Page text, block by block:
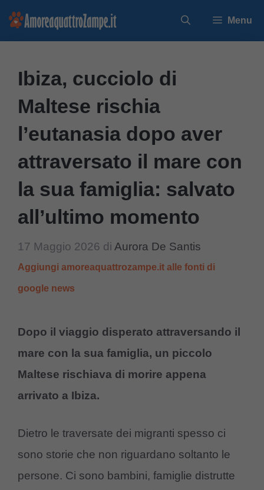
Vai
Menu
Ibiza, cucciolo di
Maltese rischia
l’eutanasia dopo aver
attraversato il mare con
la sua famiglia: salvato
all’ultimo momento
17 Maggio 2026 di Aurora De Santis
Aggiungi amoreaquattrozampe.it alle fonti di
google news
Dopo il viaggio disperato attraversando il
mare con la sua famiglia, un piccolo
Maltese rischiava di morire appena
arrivato a Ibiza.
Dietro le traversate dei migranti spesso ci
sono storie che non riguardano soltanto le
persone. Ci sono bambini, famiglie distrutte